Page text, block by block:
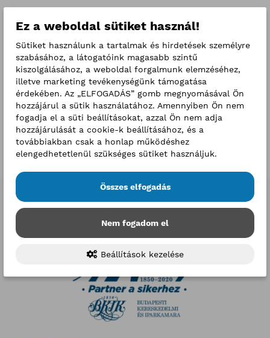
védelmi intézkedéseket megsérti, a BKIK Választási
Bizottságának döntése értelmében a választáson nem
vehet részt.
Kérem, hogy részvételével járuljon hozzá a gazdasági
önkormányzati rendszerünk kerületi szintű sikeres
megújításához!
Tisztelettel:
Szentesi Lászlóné sk.
főtitkár
Ez a weboldal sütiket használ!
Sütiket használunk a tartalmak és hirdetések személyre
szabásához, a látogatóink magasabb szintű
kiszolgálásához, a weboldal forgalmunk elemzéséhez,
illetve marketing tevékenységünk támogatása
érdekében. Az „ELFOGADÁS” gomb megnyomásával Ön
hozzájárul a sütik használatához. Amennyiben Ön nem
fogadja el a süti beállításokat, azzal Ön nem adja
hozzájárulását a cookie-k beállításához, és a
továbbiakban csak a honlap működéshez
elengedhetetlenül szükséges sütiket használjuk.
Összes elfogadás
Nem fogadom el
Beállítások kezelése